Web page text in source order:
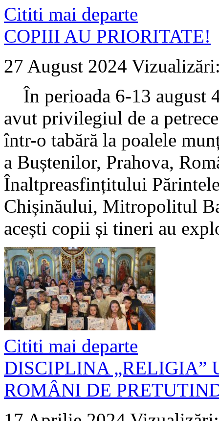
Cititi mai departe
COPIII AU PRIORITATE!
27 August 2024
În perioada 6-13 august
avut privilegiul de a
într-o tabără la poalele
a Buștenilor, Prahova,
Înaltpreasfințitului
Chișinăului, Mitropolitul
acești copii și tineri au
Cititi mai departe
DISCIPLINA „RELIGIA”
ROMÂNI DE